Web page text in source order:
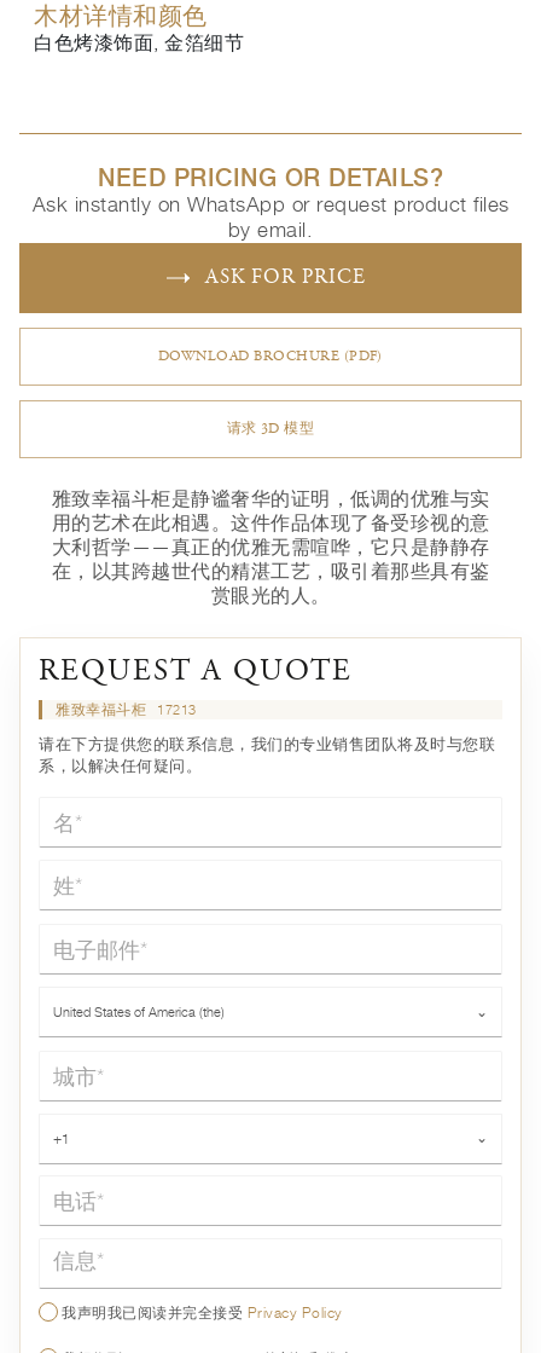
木材详情和颜色
白色烤漆饰面, 金箔细节
NEED PRICING OR DETAILS?
Ask instantly on WhatsApp or request product files
by email.
ASK FOR PRICE
DOWNLOAD BROCHURE (PDF)
请求 3D 模型
雅致幸福斗柜是静谧奢华的证明，低调的优雅与实
用的艺术在此相遇。这件作品体现了备受珍视的意
大利哲学——真正的优雅无需喧哗，它只是静静存
在，以其跨越世代的精湛工艺，吸引着那些具有鉴
赏眼光的人。
REQUEST A QUOTE
雅致幸福斗柜 17213
请在下方提供您的联系信息，我们的专业销售团队将及时与您联
系，以解决任何疑问。
名*
姓*
电子邮件*
United States of America (the) ⌄
城市*
+1 ⌄
信息*
我声明我已阅读并完全接受 Privacy Policy